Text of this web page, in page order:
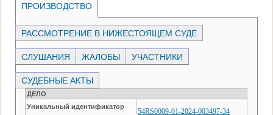
ПРОИЗВОДСТВО
РАССМОТРЕНИЕ В НИЖЕСТОЯЩЕМ СУДЕ
СЛУШАНИЯ ЖАЛОБЫ УЧАСТНИКИ
СУДЕБНЫЕ АКТЫ
ДЕЛО
Уникальный идентификатор
54RS0009-01-2024-003497-34